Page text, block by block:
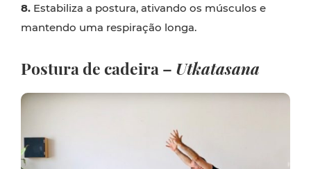
8. Estabiliza a postura, ativando os músculos e
mantendo uma respiração longa.
Postura de cadeira – Utkatasana